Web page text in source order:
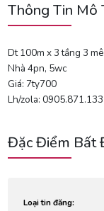
Thông Tin Mô
Dt 100m x 3 tầng 3
Nhà 4pn, 5wc
Giá: 7ty700
Lh/zola: 0905.871.133
Đặc Điểm Bất
Loại tin đăng: